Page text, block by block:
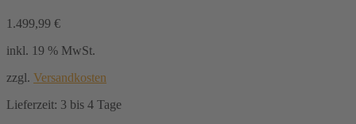
1.499,99 €
inkl. 19 % MwSt.
zzgl. Versandkosten
Lieferzeit: 3 bis 4 Tage